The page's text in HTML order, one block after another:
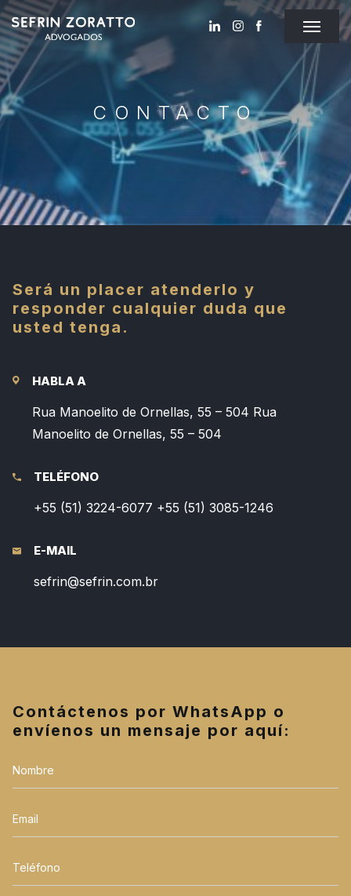
CONTACTO
Será un placer atenderlo y
responder cualquier duda que
usted tenga.
HABLA A
Rua Manoelito de Ornellas, 55 – 504 Rua
Manoelito de Ornellas, 55 – 504
TELÉFONO
+55 (51) 3224-6077 +55 (51) 3085-1246
E-MAIL
sefrin@sefrin.com.br
Contáctenos por WhatsApp o
envíenos un mensaje por aquí:
Nombre
Email
Teléfono